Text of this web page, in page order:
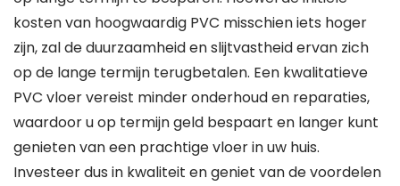
kosten van hoogwaardig PVC misschien iets hoger
zijn, zal de duurzaamheid en slijtvastheid ervan zich
op de lange termijn terugbetalen. Een kwalitatieve
PVC vloer vereist minder onderhoud en reparaties,
waardoor u op termijn geld bespaart en langer kunt
genieten van een prachtige vloer in uw huis.
Investeer dus in kwaliteit en geniet van de voordelen